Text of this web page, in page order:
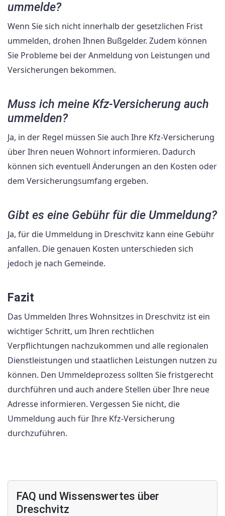
ummelde?
Wenn Sie sich nicht innerhalb der gesetzlichen Frist
ummelden, drohen Ihnen Bußgelder. Zudem können
Sie Probleme bei der Anmeldung von Leistungen und
Versicherungen bekommen.
Muss ich meine Kfz-Versicherung auch
ummelden?
Ja, in der Regel müssen Sie auch Ihre Kfz-Versicherung
über Ihren neuen Wohnort informieren. Dadurch
können sich eventuell Änderungen an den Kosten oder
dem Versicherungsumfang ergeben.
Gibt es eine Gebühr für die Ummeldung?
Ja, für die Ummeldung in Dreschvitz kann eine Gebühr
anfallen. Die genauen Kosten unterschieden sich
jedoch je nach Gemeinde.
Fazit
Das Ummelden Ihres Wohnsitzes in Dreschvitz ist ein
wichtiger Schritt, um Ihren rechtlichen
Verpflichtungen nachzukommen und alle regionalen
Dienstleistungen und staatlichen Leistungen nutzen zu
können. Den Ummeldeprozess sollten Sie fristgerecht
durchführen und auch andere Stellen über Ihre neue
Adresse informieren. Vergessen Sie nicht, die
Ummeldung auch für Ihre Kfz-Versicherung
durchzuführen.
FAQ und Wissenswertes über
Dreschvitz